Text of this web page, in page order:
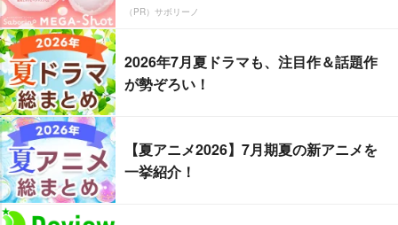
（PR）サボリーノ
2026年7月夏ドラマも、注目作＆話題作
が勢ぞろい！
【夏アニメ2026】7月期夏の新アニメを
一挙紹介！